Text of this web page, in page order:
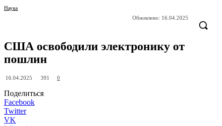
Наука
Обновлено: 16.04.2025
США освободили электронику от
пошлин
16.04.2025 391 0
Поделиться
Facebook
Twitter
VK